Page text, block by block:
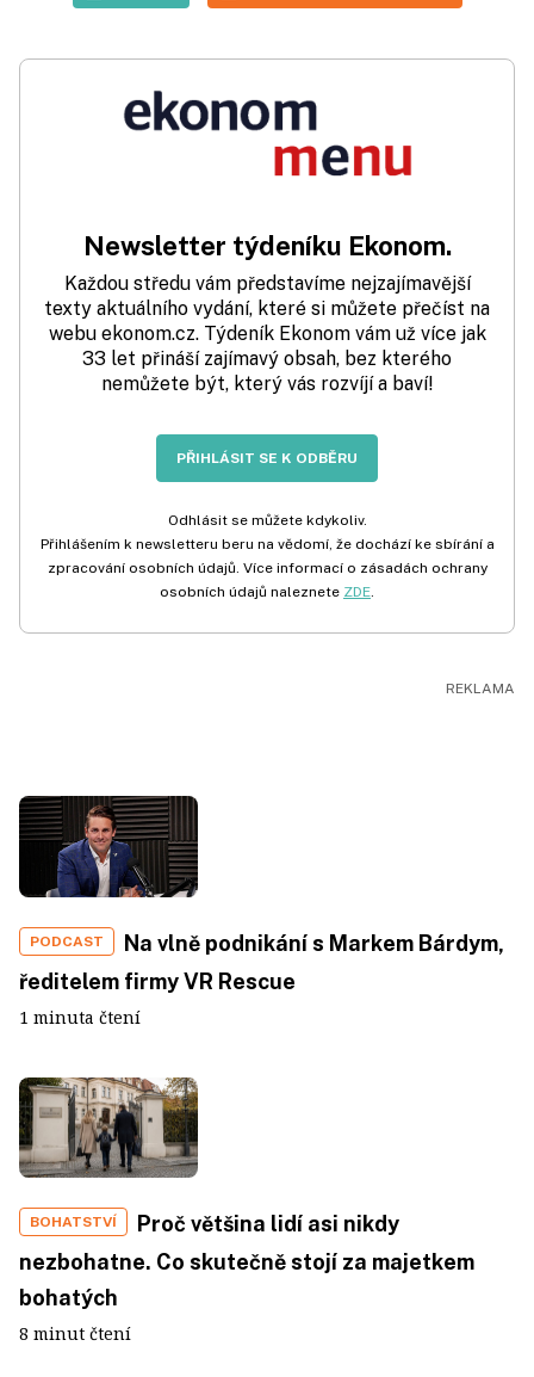
Newsletter týdeníku Ekonom.
Každou středu vám představíme nejzajímavější
texty aktuálního vydání, které si můžete přečíst na
webu ekonom.cz. Týdeník Ekonom vám už více jak
33 let přináší zajímavý obsah, bez kterého
nemůžete být, který vás rozvíjí a baví!
PŘIHLÁSIT SE K ODBĚRU
Odhlásit se můžete kdykoliv.
Přihlášením k newsletteru beru na vědomí, že dochází ke sbírání a
zpracování osobních údajů. Více informací o zásadách ochrany
osobních údajů naleznete ZDE.
PODCAST
Na vlně podnikání s Markem Bárdym,
ředitelem firmy VR Rescue
1 minuta čtení
BOHATSTVÍ
Proč většina lidí asi nikdy
nezbohatne. Co skutečně stojí za majetkem
bohatých
8 minut čtení